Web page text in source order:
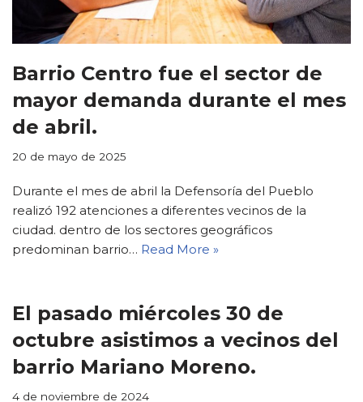
Barrio Centro fue el sector de
mayor demanda durante el mes
de abril.
20 de mayo de 2025
Durante el mes de abril la Defensoría del Pueblo
realizó 192 atenciones a diferentes vecinos de la
ciudad. dentro de los sectores geográficos
predominan barrio… Read More »
El pasado miércoles 30 de
octubre asistimos a vecinos del
barrio Mariano Moreno.
4 de noviembre de 2024
A+ A-
◐
Aa ↔